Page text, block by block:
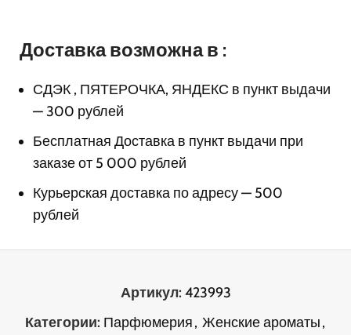
Доставка возможна в :
СДЭК , ПЯТЕРОЧКА, ЯНДЕКС в пункт выдачи
— 300 рублей
Бесплатная Доставка в пункт выдачи при
заказе от 5 000 рублей
Курьерская доставка по адресу — 500
рублей
Артикул: 423993
Категории: Парфюмерия, Женские ароматы,